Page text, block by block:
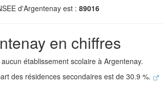
d'Argentenay est : 89016
en chiffres
établissement scolaire à Argentenay.
des résidences secondaires est de 30.9 %.